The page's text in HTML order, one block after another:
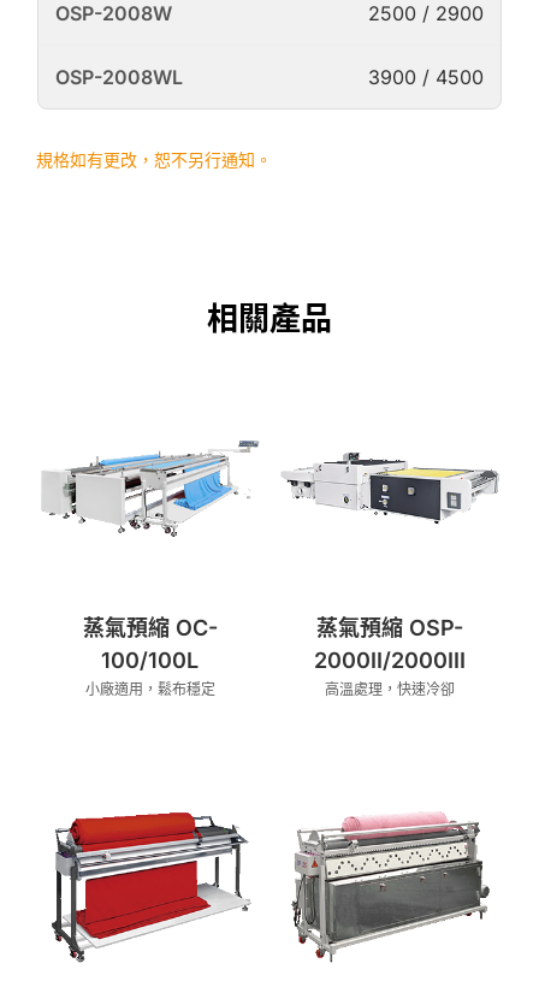
2500 / 2900
3900 / 4500
規格如有更改，恕不另行通知。
相關產品
蒸氣預縮 OC-
100/100L
小廠適用，鬆布穩定
蒸氣預縮 OSP-
2000II/2000III
高溫處理，快速冷卻